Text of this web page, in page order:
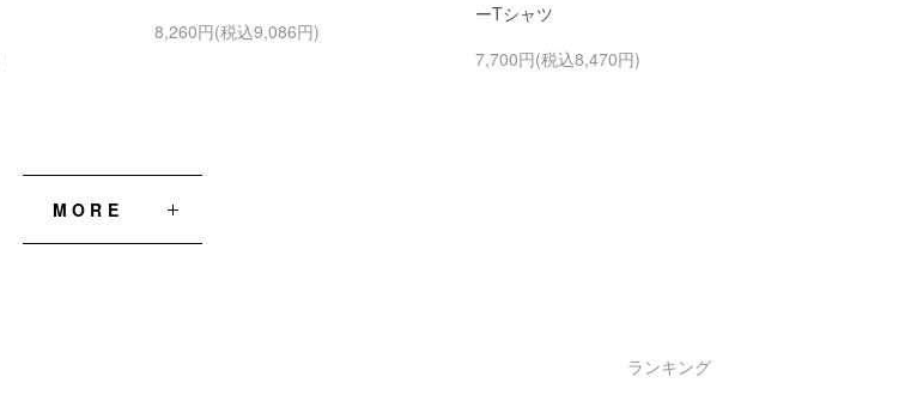
8,260円(税込9,086円)
ーTシャツ
7,700円(税込8,470円)
MORE
ランキング